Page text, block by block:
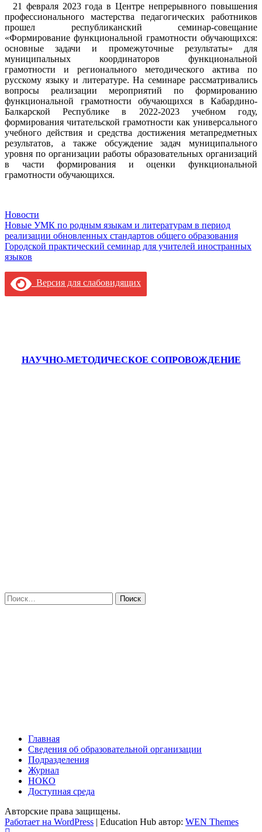
21 февраля 2023 года в Центре непрерывного повышения
профессионального мастерства педагогических работников
прошел республиканский семинар-совещание
«Формирование функциональной грамотности обучающихся:
основные задачи и промежуточные результаты» для
муниципальных координаторов функциональной
грамотности и регионального методического актива по
русскому языку и литературе. На семинаре рассматривались
вопросы реализации мероприятий по формированию
функциональной грамотности обучающихся в Кабардино-
Балкарской Республике в 2022-2023 учебном году,
формирования читательской грамотности как универсального
учебного действия и средства достижения метапредметных
результатов, а также обсуждение задач муниципального
уровня по организации работы образовательных организаций
в части формирования и оценки функциональной
грамотности обучающихся.
Новости
Навигация
по
записям
Новые УМК по родным языкам и литературам в период
реализации обновленных стандартов общего образования
Городской практический семинар для учителей иностранных
языков
Версия для слабовидящих
НАУЧНО-МЕТОДИЧЕСКОЕ СОПРОВОЖДЕНИЕ
Искать:
Главная
Сведения об образовательной организации
Подразделения
Журнал
НОКО
Доступная среда
Авторские права защищены.
Работает на WordPress | Education Hub автор: WEN Themes